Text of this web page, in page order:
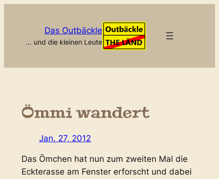
Das Outbäckle
… und die kleinen Leute
Ömmi wandert
Jan. 27, 2012
Das Ömchen hat nun zum zweiten Mal die
Eckterasse am Fenster erforscht und dabei